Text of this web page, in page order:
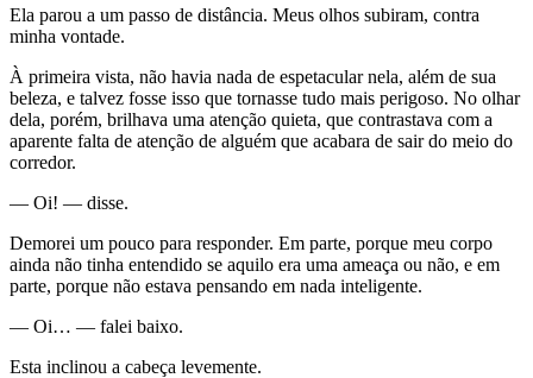
Ela parou a um passo de distância. Meus olhos subiram, contra
minha vontade.
À primeira vista, não havia nada de espetacular nela, além de sua
beleza, e talvez fosse isso que tornasse tudo mais perigoso. No olhar
dela, porém, brilhava uma atenção quieta, que contrastava com a
aparente falta de atenção de alguém que acabara de sair do meio do
corredor.
— Oi! — disse.
Demorei um pouco para responder. Em parte, porque meu corpo
ainda não tinha entendido se aquilo era uma ameaça ou não, e em
parte, porque não estava pensando em nada inteligente.
— Oi… — falei baixo.
Esta inclinou a cabeça levemente.